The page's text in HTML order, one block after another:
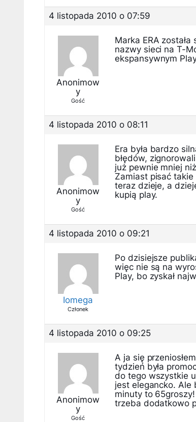
4 listopada 2010 o 07:59
Anonimow
y
Gość
Marka ERA
nazwy sieci na T-
ekspansywnym
4 listopada 2010 o 08:11
Anonimow
y
Gość
Era była bardzo
błędów,
już pewnie mniej
Zamiast pisać
teraz dzieje, a
kupią play.
4 listopada 2010 o 09:21
Iomega
Członek
Po dzisiejsze
więc nie są na
Play, bo zyskał
4 listopada 2010 o 09:25
Anonimow
y
Gość
A ja się
tydzień była
do tego wszystkie
jest elegancko. Ale
minuty to
trzeba dodatkowo